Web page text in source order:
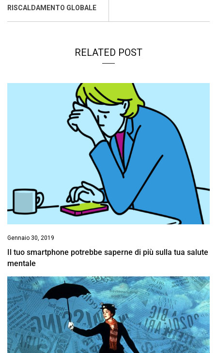
RISCALDAMENTO GLOBALE
RELATED POST
Gennaio 30, 2019
Il tuo smartphone potrebbe saperne di più sulla tua salute
mentale